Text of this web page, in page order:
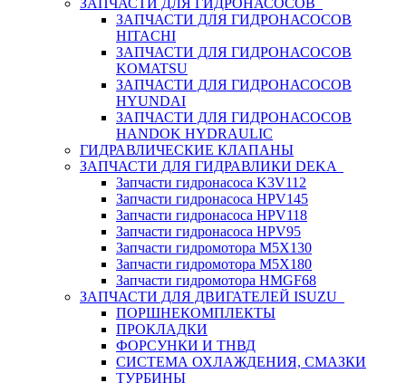
ЗАПЧАСТИ ДЛЯ ГИДРОНАСОСОВ
ЗАПЧАСТИ ДЛЯ ГИДРОНАСОСОВ
HITACHI
ЗАПЧАСТИ ДЛЯ ГИДРОНАСОСОВ
KOMATSU
ЗАПЧАСТИ ДЛЯ ГИДРОНАСОСОВ
HYUNDAI
ЗАПЧАСТИ ДЛЯ ГИДРОНАСОСОВ
HANDOK HYDRAULIC
ГИДРАВЛИЧЕСКИЕ КЛАПАНЫ
ЗАПЧАСТИ ДЛЯ ГИДРАВЛИКИ DEKA
Запчасти гидронасоса K3V112
Запчасти гидронасоса HPV145
Запчасти гидронасоса HPV118
Запчасти гидронасоса HPV95
Запчасти гидромотора M5X130
Запчасти гидромотора M5X180
Запчасти гидромотора HMGF68
ЗАПЧАСТИ ДЛЯ ДВИГАТЕЛЕЙ ISUZU
ПОРШНЕКОМПЛЕКТЫ
ПРОКЛАДКИ
ФОРСУНКИ И ТНВД
СИСТЕМА ОХЛАЖДЕНИЯ, СМАЗКИ
ТУРБИНЫ